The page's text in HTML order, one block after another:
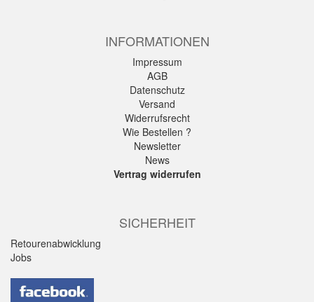
INFORMATIONEN
Impressum
AGB
Datenschutz
Versand
Widerrufsrecht
Wie Bestellen ?
Newsletter
News
Vertrag widerrufen
SICHERHEIT
Retourenabwicklung
Jobs